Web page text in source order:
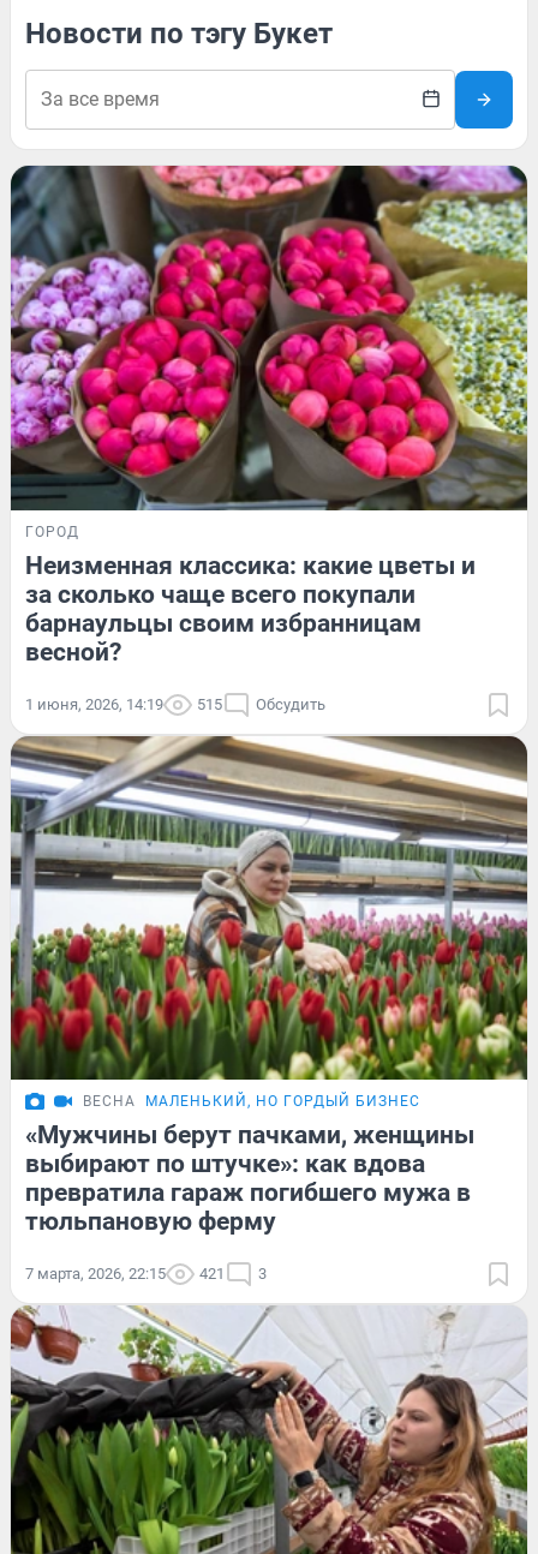
Новости по тэгу Букет
ГОРОД
Неизменная классика: какие цветы и
за сколько чаще всего покупали
барнаульцы своим избранницам
весной?
1 июня, 2026, 14:19 515 Обсудить
ВЕСНА МАЛЕНЬКИЙ, НО ГОРДЫЙ БИЗНЕС
«Мужчины берут пачками, женщины
выбирают по штучке»: как вдова
превратила гараж погибшего мужа в
тюльпановую ферму
7 марта, 2026, 22:15 421 3